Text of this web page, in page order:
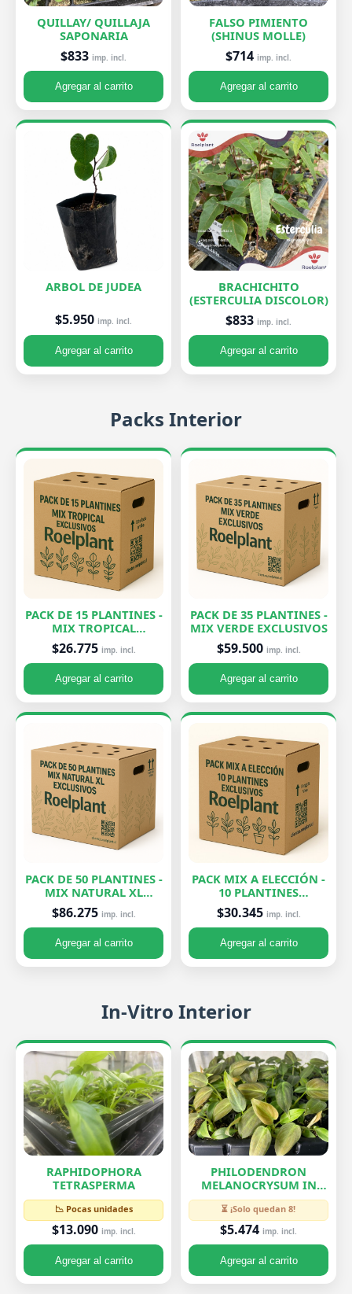
QUILLAY/ QUILLAJA
SAPONARIA
$833 imp. incl.
Agregar al carrito
FALSO PIMIENTO
(SHINUS MOLLE)
$714 imp. incl.
Agregar al carrito
ARBOL DE JUDEA
$5.950 imp. incl.
Agregar al carrito
BRACHICHITO
(ESTERCULIA DISCOLOR)
$833 imp. incl.
Agregar al carrito
Packs Interior
PACK DE 15 PLANTINES -
MIX TROPICAL
EXCLUSIVOS
$26.775 imp. incl.
Agregar al carrito
PACK DE 35 PLANTINES -
MIX VERDE EXCLUSIVOS
$59.500 imp. incl.
Agregar al carrito
PACK DE 50 PLANTINES -
MIX NATURAL XL
EXCLUSIVOS
$86.275 imp. incl.
Agregar al carrito
PACK MIX A ELECCIÓN -
10 PLANTINES
EXCLUSIVOS
$30.345 imp. incl.
Agregar al carrito
In-Vitro Interior
RAPHIDOPHORA
TETRASPERMA
📉 Pocas unidades
$13.090 imp. incl.
Agregar al carrito
PHILODENDRON
MELANOCRYSUM IN
VITRO
⏳ ¡Solo quedan 8!
$5.474 imp. incl.
Agregar al carrito